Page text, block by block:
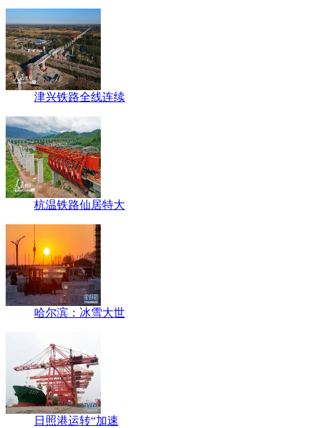
津兴铁路全线连续
杭温铁路仙居特大
哈尔滨：冰雪大世
日照港运转“加速